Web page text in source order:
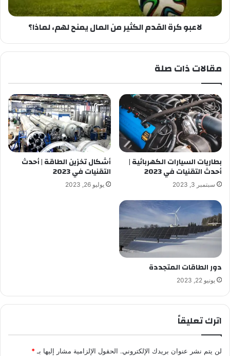
لاعبو كرة القدم الكثير من المال يمنح لهم، لماذا؟
مقالات ذات صلة
بطاريات السيارات الكهربائية |
أحدث التقنيات في 2023
سبتمبر 3, 2023
أشكال تخزين الطاقة | أحدث
التقنيات في 2023
يوليو 26, 2023
دور الطاقات المتجددة
يونيو 22, 2023
اترك تعليقاً
لن يتم نشر عنوان بريدك الإلكتروني. الحقول الإلزامية مشار إليها بـ*